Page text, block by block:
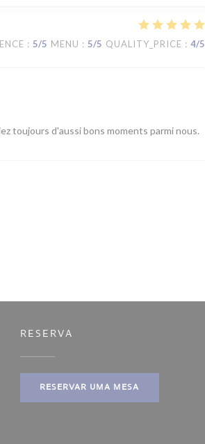
: 5/5 MENU : 5/5 QUALITY_PRICE : 4/5
toujours d'aussi bons moments parmi nous.
RESERVA
RESERVAR UMA MESA